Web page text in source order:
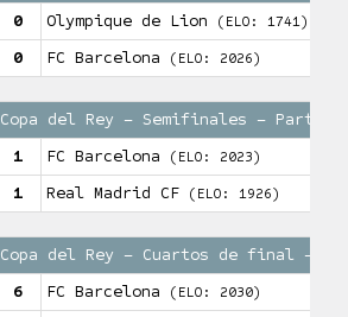
0 Olympique de Lion (ELO: 1741)
0 FC Barcelona (ELO: 2026)
Copa del Rey – Semifinales –
1 FC Barcelona (ELO: 2023)
1 Real Madrid CF (ELO: 1926)
Copa del Rey – Cuartos de final –
6 FC Barcelona (ELO: 2030)